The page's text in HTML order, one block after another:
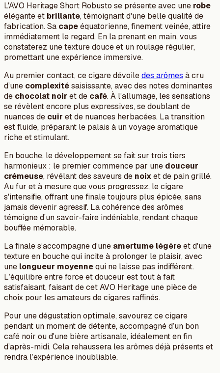
L'AVO Heritage Short Robusto se présente avec une robe
élégante et brillante, témoignant d'une belle qualité de
fabrication. Sa capeéquatorienne, finement veinée, attire
immédiatement le regard. En la prenant en main, vous
constaterez une texture douce et un roulage régulier,
promettant une expérience immersive.
Au premier contact, ce cigare dévoiledes arômes à cru
d’une complexitésaisissante, avec des notes dominantes
de chocolat noir et de café. À l’allumage, les sensations
se révèlent encore plus expressives, se doublant de
nuances de cuir et de nuances herbacées. La transition
est fluide, préparant le palais à un voyage aromatique
riche et stimulant.
En bouche, le développement se fait sur trois tiers
harmonieux : le premier commence par une douceur
crémeuse, révélant des saveurs de noixet de pain grillé.
Au fur et à mesure que vous progressez, le cigare
s'intensifie, offrant une finale toujours plus épicée, sans
jamais devenir agressif. La cohérence des arômes
témoigne d’un savoir-faire indéniable, rendant chaque
bouffée mémorable.
La finale s’accompagne d’une amertume légèreet d'une
texture en bouche qui incite à prolonger le plaisir, avec
une longueur moyennequi ne laisse pas indifférent.
L’équilibre entre force et douceur est tout à fait
satisfaisant, faisant de cet AVO Heritage une pièce de
choix pour les amateurs de cigares raffinés.
Pour une dégustation optimale, savourez ce cigare
pendant un moment de détente, accompagné d’un bon
café noir ou d'une bière artisanale, idéalement en fin
d’après-midi. Cela rehaussera les arômes déjà présents et
rendra l’expérience inoubliable.